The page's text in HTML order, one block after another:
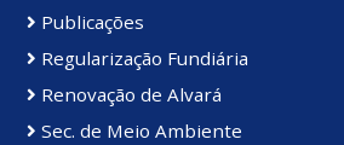
Publicações
Regularização Fundiária
Renovação de Alvará
Sec. de Meio Ambiente